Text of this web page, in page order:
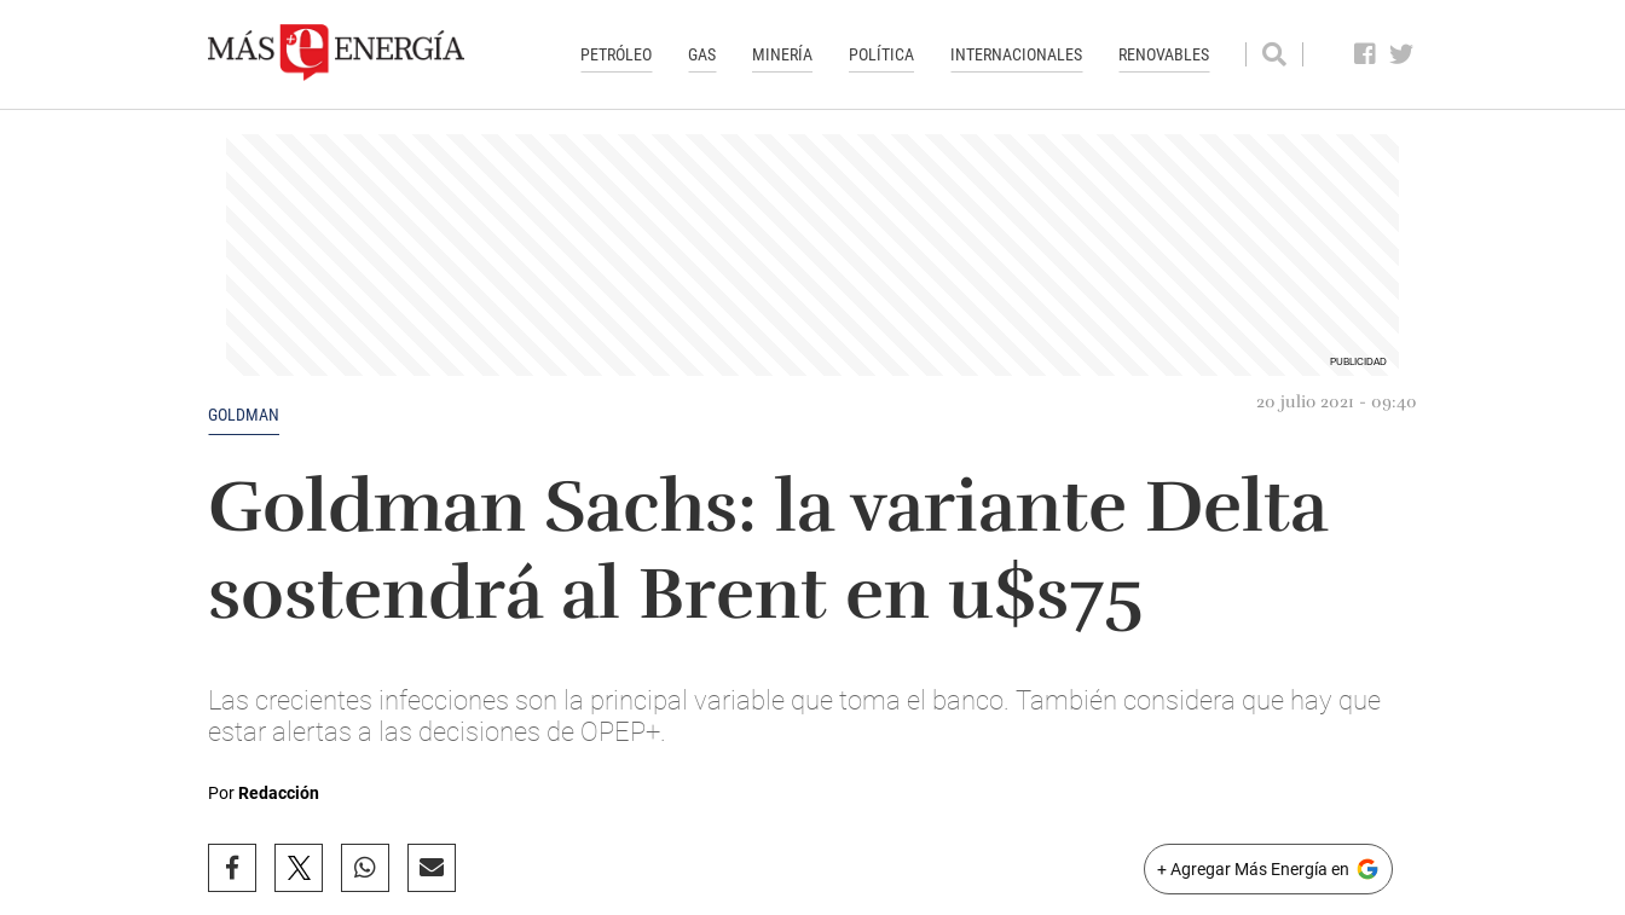
PETRÓLEO GAS MINERÍA POLÍTICA INTERNACIONALES RENOVABLES
GOLDMAN
20 julio 2021 - 09:40
Goldman Sachs: la variante Delta
sostendrá al Brent en u$s75
Las crecientes infecciones son la principal variable que toma el banco. También considera que hay que
estar alertas a las decisiones de OPEP+.
PorRedacción
+ Agregar Más Energía en